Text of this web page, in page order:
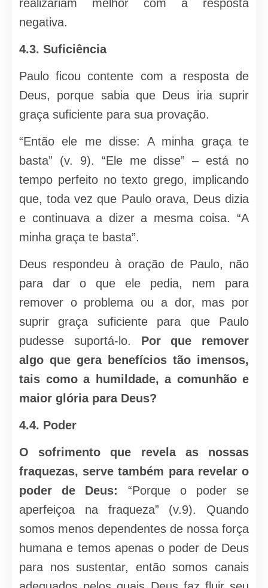
realizariam melhor com a resposta
negativa.
4.3. Suficiência
Paulo ficou contente com a resposta de
Deus, porque sabia que Deus iria suprir
graça suficiente para sua provação.
“Então ele me disse: A minha graça te
basta” (v. 9). “Ele me disse” – está no
tempo perfeito no texto grego, implicando
que, toda vez que Paulo orava, Deus dizia
e continuava a dizer a mesma coisa. “A
minha graça te basta”.
Deus respondeu à oração de Paulo, não
para dar o que ele pedia, nem para
remover o problema ou a dor, mas por
suprir graça suficiente para que Paulo
pudesse suportá-lo. Por que remover
algo que gera benefícios tão imensos,
tais como a humildade, a comunhão e
maior glória para Deus?
4.4. Poder
O sofrimento que revela as nossas
fraquezas, serve também para revelar o
poder de Deus:
“Porque o poder se
aperfeiçoa na fraqueza” (v.9). Quando
somos menos dependentes de nossa força
humana e temos apenas o poder de Deus
para nos sustentar, então somos canais